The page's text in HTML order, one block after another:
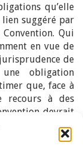
qu’elle
suggéré par
Qui
en vue de
de
obligation
que, face à
recours à des
devrait
pour lequel les
d’analyse